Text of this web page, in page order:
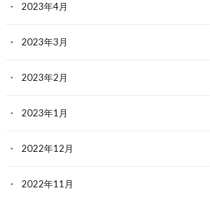
2023年4月
2023年3月
2023年2月
2023年1月
2022年12月
2022年11月